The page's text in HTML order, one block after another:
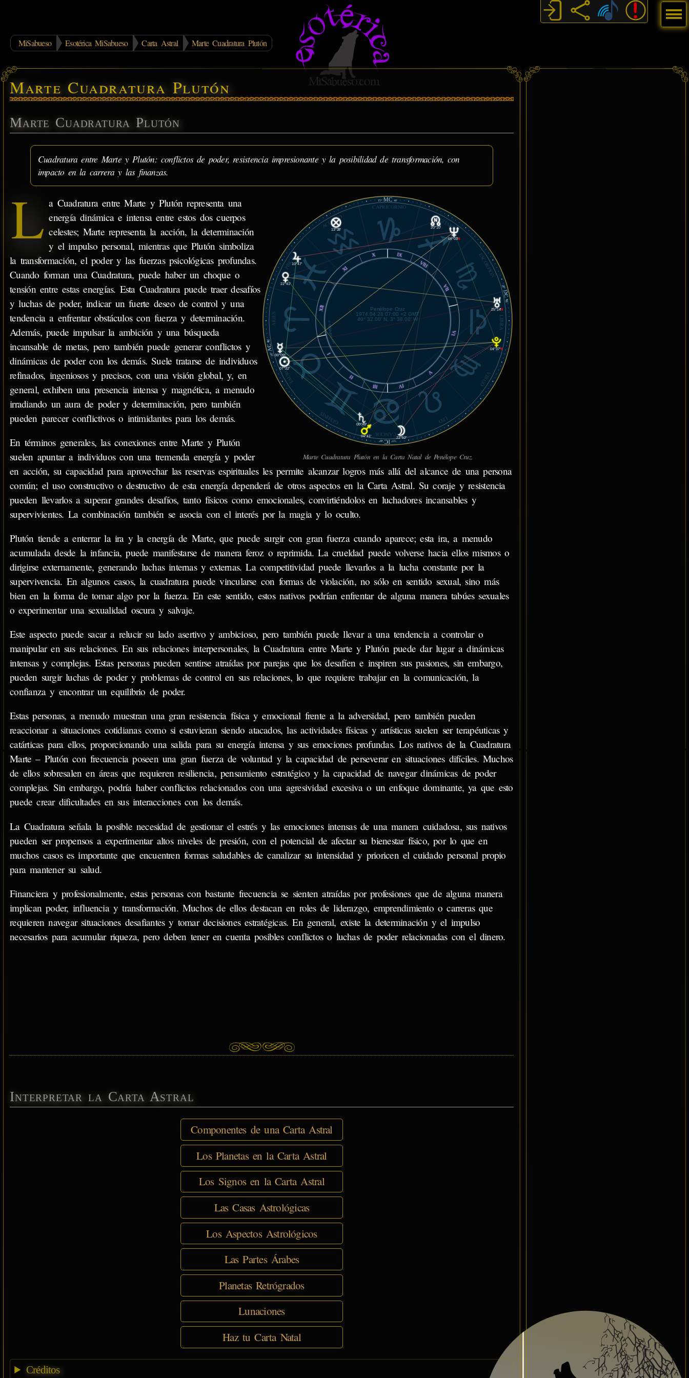
MiSabueso Esotérica MiSabueso Carta Astral Marte Cuadratura Plutón
Marte Cuadratura Plutón
Marte Cuadratura Plutón
Cuadratura entre Marte y Plutón: conflictos de poder, resistencia impresionante y la posibilidad de transformación, con
impacto en la carrera y las finanzas.
© MiSabueso.com
28°
AC
48'
28°
DC
48'
15°MC 48'
15°
IC
48'
ARIES
TAURO
GÉMINIS
CÁNCER
LEO
VIRGO
LIBRA
ESCORPIÓN
SAGITARIO
CAPRICORNIO
ACUARIO
PISCIS X
XI
XII
I
II
III IV
V
VI
VII
VIII
IX
07°32'
22°52'
00°09'
22°41'
04°41'
10°47'
00°49'
25°14'℞
09°03'℞
04°37'℞
20°10'
13°28'
Penélope Cruz
1974.04.28 07:00 +2 GMT
40° 32.00' N, 3° 38.00' W
Marte Cuadratura Plutón en la Carta Natal de Penélope Cruz.
L a Cuadratura entre Marte y Plutón representa una
energía dinámica e intensa entre estos dos cuerpos
celestes; Marte representa la acción, la determinación
y el impulso personal, mientras que Plutón simboliza
la transformación, el poder y las fuerzas psicológicas profundas.
Cuando forman una Cuadratura, puede haber un choque o
tensión entre estas energías. Esta Cuadratura puede traer desafíos
y luchas de poder, indicar un fuerte deseo de control y una
tendencia a enfrentar obstáculos con fuerza y determinación.
Además, puede impulsar la ambición y una búsqueda
incansable de metas, pero también puede generar conflictos y
dinámicas de poder con los demás. Suele tratarse de individuos
refinados, ingeniosos y precisos, con una visión global, y, en
general, exhiben una presencia intensa y magnética, a menudo
irradiando un aura de poder y determinación, pero también
pueden parecer conflictivos o intimidantes para los demás.
En términos generales, las conexiones entre Marte y Plutón
suelen apuntar a individuos con una tremenda energía y poder
en acción, su capacidad para aprovechar las reservas espirituales les permite alcanzar logros más allá del alcance de una persona
común; el uso constructivo o destructivo de esta energía dependerá de otros aspectos en la Carta Astral. Su coraje y resistencia
pueden llevarlos a superar grandes desafíos, tanto físicos como emocionales, convirtiéndolos en luchadores incansables y
supervivientes. La combinación también se asocia con el interés por la magia y lo oculto.
Plutón tiende a enterrar la ira y la energía de Marte, que puede surgir con gran fuerza cuando aparece; esta ira, a menudo
acumulada desde la infancia, puede manifestarse de manera feroz o reprimida. La crueldad puede volverse hacia ellos mismos o
dirigirse externamente, generando luchas internas y externas. La competitividad puede llevarlos a la lucha constante por la
supervivencia. En algunos casos, la cuadratura puede vincularse con formas de violación, no sólo en sentido sexual, sino más
bien en la forma de tomar algo por la fuerza. En este sentido, estos nativos podrían enfrentar de alguna manera tabúes sexuales
o experimentar una sexualidad oscura y salvaje.
Este aspecto puede sacar a relucir su lado asertivo y ambicioso, pero también puede llevar a una tendencia a controlar o
manipular en sus relaciones. En sus relaciones interpersonales, la Cuadratura entre Marte y Plutón puede dar lugar a dinámicas
intensas y complejas. Estas personas pueden sentirse atraídas por parejas que los desafíen e inspiren sus pasiones, sin embargo,
pueden surgir luchas de poder y problemas de control en sus relaciones, lo que requiere trabajar en la comunicación, la
confianza y encontrar un equilibrio de poder.
Estas personas, a menudo muestran una gran resistencia física y emocional frente a la adversidad, pero también pueden
reaccionar a situaciones cotidianas como si estuvieran siendo atacados, las actividades físicas y artísticas suelen ser terapéuticas y
catárticas para ellos, proporcionando una salida para su energía intensa y sus emociones profundas. Los nativos de la Cuadratura
Marte – Plutón con frecuencia poseen una gran fuerza de voluntad y la capacidad de perseverar en situaciones difíciles. Muchos
de ellos sobresalen en áreas que requieren resiliencia, pensamiento estratégico y la capacidad de navegar dinámicas de poder
complejas. Sin embargo, podría haber conflictos relacionados con una agresividad excesiva o un enfoque dominante, ya que esto
puede crear dificultades en sus interacciones con los demás.
La Cuadratura señala la posible necesidad de gestionar el estrés y las emociones intensas de una manera cuidadosa, sus nativos
pueden ser propensos a experimentar altos niveles de presión, con el potencial de afectar su bienestar físico, por lo que en
muchos casos es importante que encuentren formas saludables de canalizar su intensidad y prioricen el cuidado personal propio
para mantener su salud.
Financiera y profesionalmente, estas personas con bastante frecuencia se sienten atraídas por profesiones que de alguna manera
implican poder, influencia y transformación. Muchos de ellos destacan en roles de liderazgo, emprendimiento o carreras que
requieren navegar situaciones desafiantes y tomar decisiones estratégicas. En general, existe la determinación y el impulso
necesarios para acumular riqueza, pero deben tener en cuenta posibles conflictos o luchas de poder relacionadas con el dinero.
Interpretar la Carta Astral
Componentes de una Carta Astral
Los Planetas en la Carta Astral
Los Signos en la Carta Astral
Las Casas Astrológicas
Los Aspectos Astrológicos
Las Partes Árabes
Planetas Retrógrados
Lunaciones
Haz tu Carta Natal
Créditos
Menú